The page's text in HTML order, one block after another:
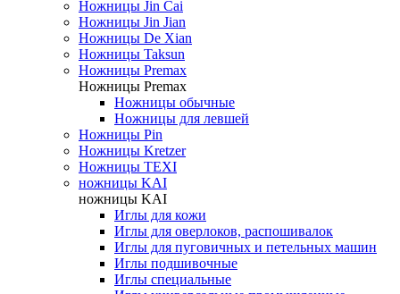
Ножницы Jin Cai
Ножницы Jin Jian
Ножницы De Xian
Ножницы Taksun
Ножницы Premax
Ножницы Premax
Ножницы обычные
Ножницы для левшей
Ножницы Pin
Ножницы Kretzer
Ножницы TEXI
ножницы KAI
ножницы KAI
Иглы для кожи
Иглы для оверлоков, распошивалок
Иглы для пуговичных и петельных машин
Иглы подшивочные
Иглы специальные